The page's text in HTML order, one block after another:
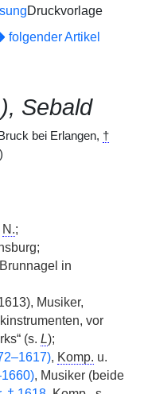
Druckvorlage
folgender Artikel
Sebald
bei Erlangen, †
N.;
Brunnagel in
Musiker,
vor
(s. L);
, Komp. u.
, Musiker (beide